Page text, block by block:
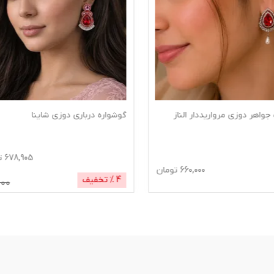
دوزی مرواریددار الناز
660,000 تومان
گوشواره درباری دوزی شاینا
678,905
4 % تخفیف